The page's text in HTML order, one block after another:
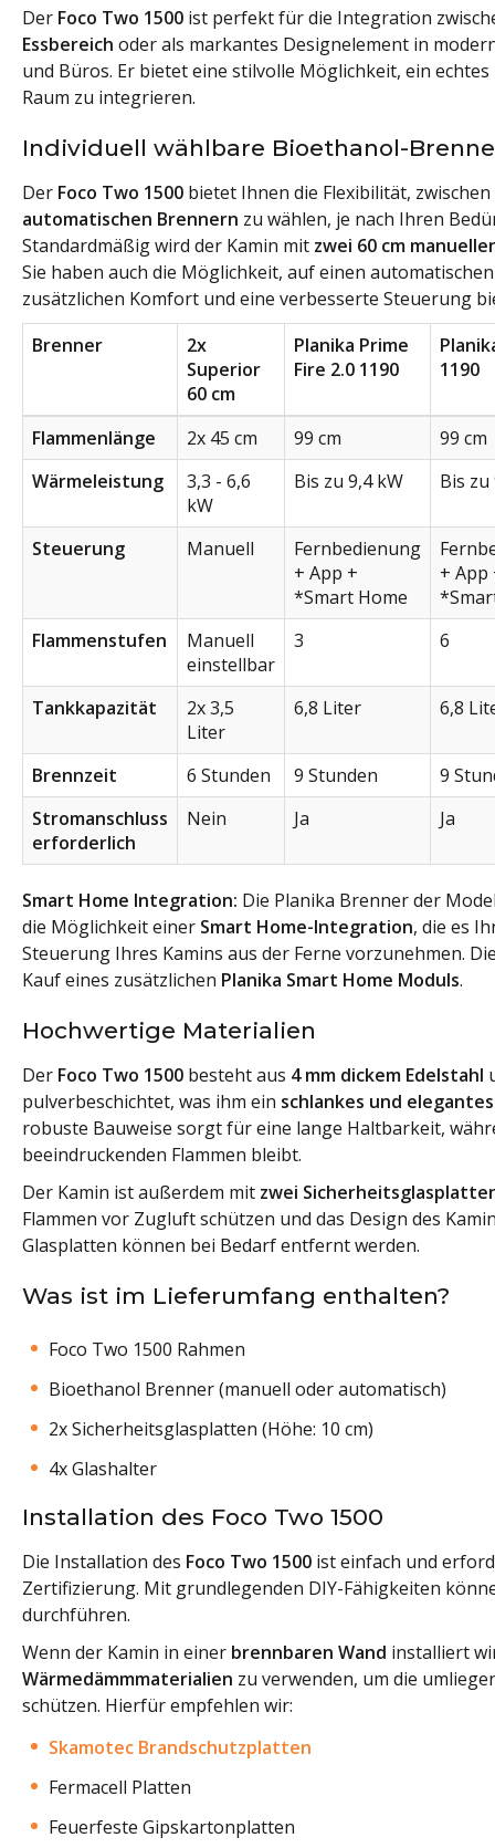
Der Foco Two 1500 ist perfekt für die Integration
Essbereich oder als markantes Designelement in
und Büros. Er bietet eine stilvolle Möglichkeit, ein
Raum zu integrieren.
Individuell wählbare Bioethanol-
Der Foco Two 1500 bietet Ihnen die Flexibilität, zwischen
automatischen Brennern zu wählen, je nach Ihren
Standardmäßig wird der Kamin mit zwei 60 cm
Sie haben auch die Möglichkeit, auf einen
zusätzlichen Komfort und eine verbesserte Steuerung
Brenner
2x
Superior
60 cm
Planika Prime
Fire 2.0 1190
1190
Flammenlänge 2x 45 cm 99 cm
99 cm
Wärmeleistung
3,3 - 6,6
kW
Bis zu 9,4 kW Bis zu
Steuerung Manuell
Fernbedienung
+ App +
*Smart Home
+ App
Flammenstufen
Manuell
einstellbar
3 6
Tankkapazität
2x 3,5
Liter
6,8 Liter 6,8
Brennzeit 6 Stunden 9 Stunden
9
Stromanschluss
erforderlich
Nein Ja Ja
Smart Home Integration: Die Planika Brenner der
die Möglichkeit einer Smart Home-Integration, die es
Steuerung Ihres Kamins aus der Ferne vorzunehmen.
Kauf eines zusätzlichen Planika Smart Home Moduls.
Hochwertige Materialien
Der Foco Two 1500 besteht aus 4 mm dickem Edelstahl
pulverbeschichtet, was ihm ein schlankes und
robuste Bauweise sorgt für eine lange Haltbarkeit,
beeindruckenden Flammen bleibt.
Der Kamin ist außerdem mit zwei
Flammen vor Zugluft schützen und das Design des
Glasplatten können bei Bedarf entfernt werden.
Was ist im Lieferumfang enthalten?
Foco Two 1500 Rahmen
Bioethanol Brenner (manuell oder automatisch)
2x Sicherheitsglasplatten (Höhe: 10 cm)
4x Glashalter
Installation des Foco Two 1500
Die Installation des Foco Two 1500 ist einfach und
Zertifizierung. Mit grundlegenden DIY-Fähigkeiten
durchführen.
Wenn der Kamin in einer brennbaren Wand installiert
Wärmedämmmaterialien zu verwenden, um die
schützen. Hierfür empfehlen wir:
Skamotec Brandschutzplatten
Fermacell Platten
Feuerfeste Gipskartonplatten